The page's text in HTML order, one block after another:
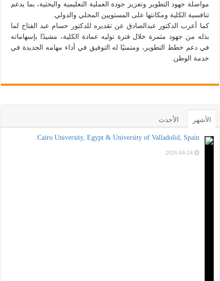
مواصلة جهود التطوير وتعزيز جودة العملية التعليمية والبحثية، بما يدعم
تنافسية الكلية ومكانتها على المستويين المحلي والدولي.
كما أعرب الدكتور عبدالصادق عن تقديره للدكتور حسام عبد الفتاح لما
بذله من جهود مثمرة خلال فترة توليه عمادة الكلية، مشيدًا بإسهاماته
في دعم خطط التطوير، ومتمنيًا له التوفيق في أداء مهامه الجديدة في
خدمة الوطن.
الأشهر الأحدث
Cairo University, Egypt & University of Valladolid, Spain.
2026-04-24